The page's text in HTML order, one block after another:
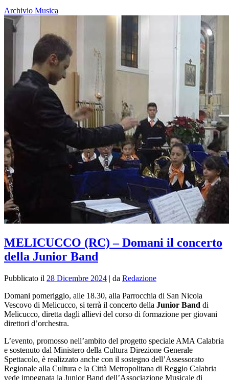
Archivio Musica
MELICUCCO (RC) – Domani il concerto
della Junior Band
Pubblicato il 28 Dicembre 2024 | da Redazione
Domani pomeriggio, alle 18.30, alla Parrocchia di San Nicola
Vescovo di Melicucco, si terrà il concerto della Junior Band di
Melicucco, diretta dagli allievi del corso di formazione per giovani
direttori d’orchestra.
L’evento, promosso nell’ambito del progetto speciale AMA Calabria
e sostenuto dal Ministero della Cultura Direzione Generale
Spettacolo, è realizzato anche con il sostegno dell’Assessorato
Regionale alla Cultura e la Città Metropolitana di Reggio Calabria
vede impegnata la Junior Band dell’Associazione Musicale di